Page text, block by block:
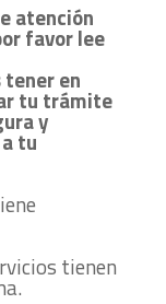
atención
favor lee
en
tu trámite
y
tu
tienen